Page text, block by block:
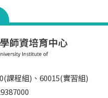
課程組)、60015(實習組)